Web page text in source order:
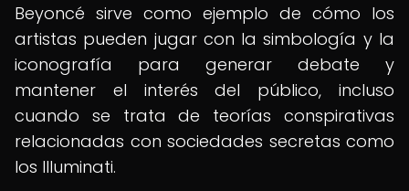
Beyoncé sirve como ejemplo de cómo los
artistas pueden jugar con la simbología y la
iconografía para generar debate y
mantener el interés del público, incluso
cuando se trata de teorías conspirativas
relacionadas con sociedades secretas como
los Illuminati.